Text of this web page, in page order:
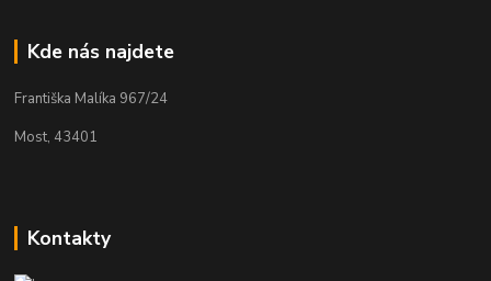
Kde nás najdete
Františka Malíka 967/24
Most, 43401
Kontakty